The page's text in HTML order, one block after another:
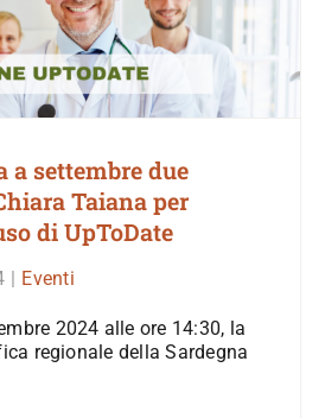
a settembre due
Taiana per
di UpToDate
Eventi
2024 alle ore 14:30, la
regionale della Sardegna